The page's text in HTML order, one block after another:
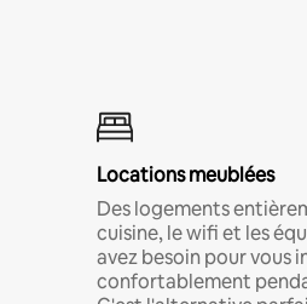
Locations meublées
Des logements
cuisine, le wifi et les
avez besoin pour vous
confortablement